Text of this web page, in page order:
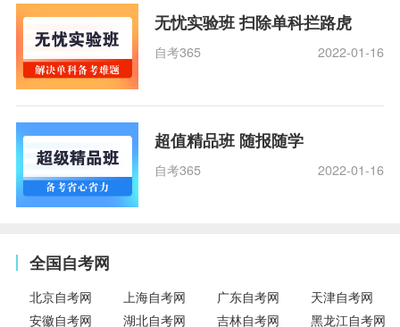
无忧实验班 扫除单科拦路虎
自考365 2022-01-16
超值精品班 随报随学
自考365 2022-01-16
全国自考网
北京自考网 上海自考网 广东自考网
天津自考网
安徽自考网
湖北自考网 吉林自考网 黑龙江自考网